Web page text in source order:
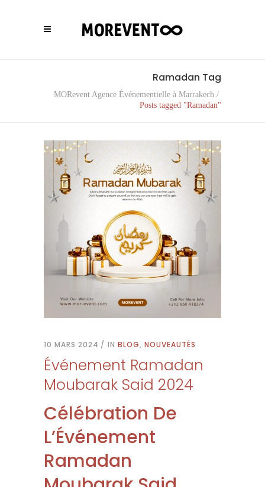
Ramadan Tag
MORevent Agence Événementielle à Marrakech /
Posts tagged "Ramadan"
10 MARS 2024 IN BLOG, NOUVEAUTÉS
Événement Ramadan
Moubarak Said 2024
Célébration De
L’Événement
Ramadan